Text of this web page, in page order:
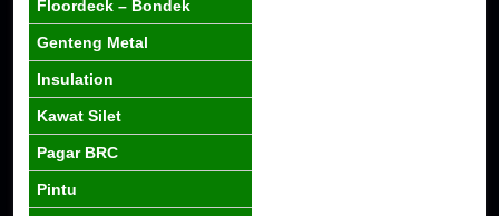
Floordeck – Bondek
Genteng Metal
Insulation
Kawat Silet
Pagar BRC
Pintu